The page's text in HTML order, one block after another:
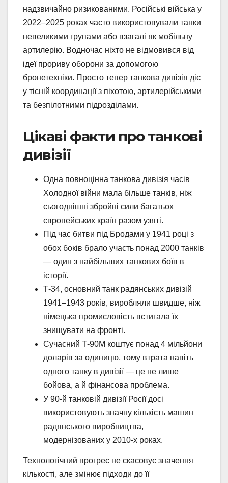
надзвичайно ризикованими. Російські війська у
2022–2025 роках часто використовували танки
невеликими групами або взагалі як мобільну
артилерію. Водночас ніхто не відмовився від
ідеї прориву оборони за допомогою
бронетехніки. Просто тепер танкова дивізія діє
у тісній координації з піхотою, артилерійськими
та безпілотними підрозділами.
Цікаві факти про танкові
дивізії
Одна повноцінна танкова дивізія часів
Холодної війни мала більше танків, ніж
сьогоднішні збройні сили багатьох
європейських країн разом узяті.
Під час битви під Бродами у 1941 році з
обох боків брало участь понад 2000 танків
— один з найбільших танкових боїв в
історії.
Т-34, основний танк радянських дивізій
1941–1943 років, виробляли швидше, ніж
німецька промисловість встигала їх
знищувати на фронті.
Сучасний Т-90М коштує понад 4 мільйони
доларів за одиницю, тому втрата навіть
одного танку в дивізії — це не лише
бойова, а й фінансова проблема.
У 90-й танковій дивізії Росії досі
використовують значну кількість машин
радянського виробництва,
модернізованих у 2010-х роках.
Технологічний прогрес не скасовує значення
кількості, але змінює підходи до її